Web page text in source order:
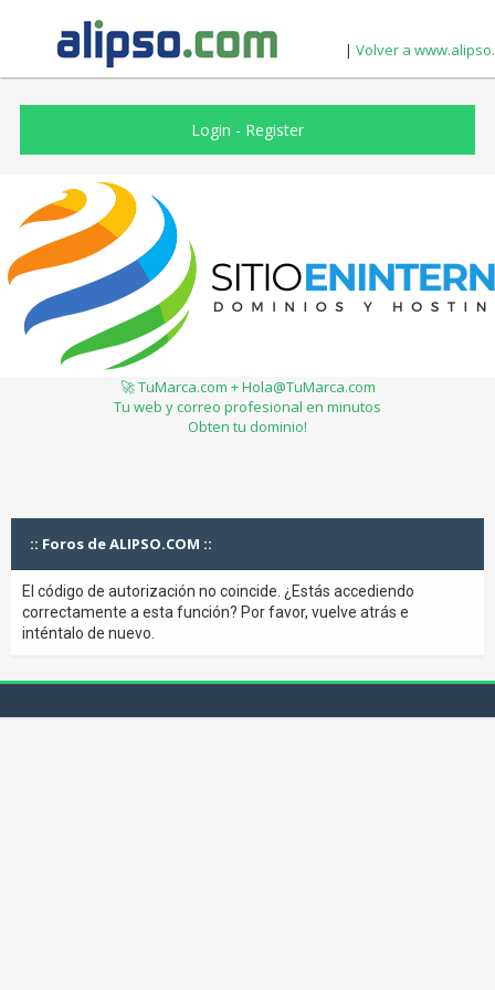
| Volver a
Login - Register
🚀 TuMarca.com + Hola@TuMarca.com
Tu web y correo profesional en minutos
Obten tu dominio!
:: Foros de ALIPSO.COM ::
El código de autorización no coincide. ¿Estás accediendo
correctamente a esta función? Por favor, vuelve atrás e
inténtalo de nuevo.